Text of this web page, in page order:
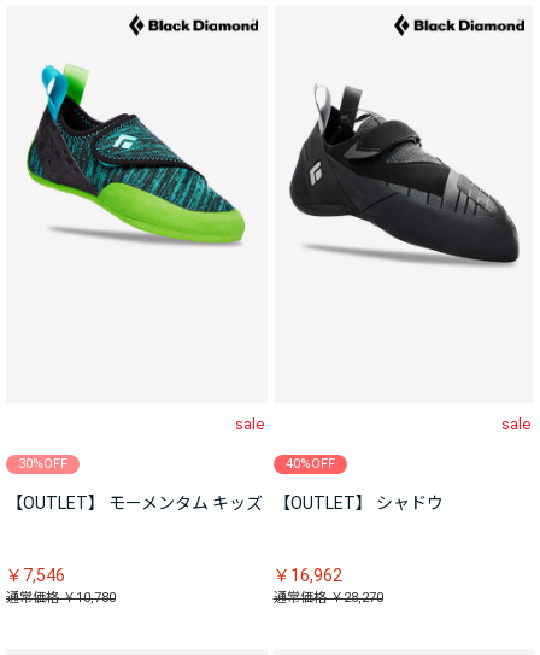
sale
30%OFF
【OUTLET】 モーメンタム キッズ
￥7,546
通常価格 ￥10,780
sale
40%OFF
【OUTLET】 シャドウ
￥16,962
通常価格 ￥28,270